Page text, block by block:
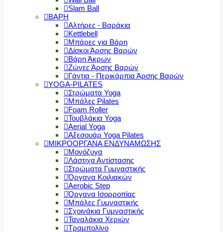
Slam Ball
ΒΑΡΗ
Αλτήρες - Βαράκια
Kettlebell
Μπάρες για Βάρη
Δίσκοι Άρσης Βαρών
Βάρη Άκρων
Ζώνες Άρσης Βαρών
Γάντια - Περικάρπια Άρσης Βαρών
YOGA-PILATES
Στρώματα Yoga
Μπάλες Pilates
Foam Roller
Τουβλάκια Yoga
Aerial Yoga
Αξεσουάρ Yoga Pilates
ΜΙΚΡΟΟΡΓΑΝΑ ΕΝΔΥΝΑΜΩΣΗΣ
Μονόζυγα
Λάστιχα Αντίστασης
Στρώματα Γυμναστικής
Όργανα Κοιλιακών
Aerobic Step
Όργανα Ισορροπίας
Μπάλες Γυμναστικής
Σχοινάκια Γυμναστικής
Ταναλάκια Χεριών
Τραμπολίνο